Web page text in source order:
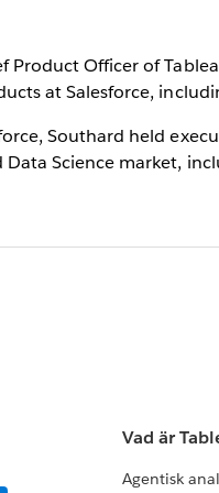
Product Officer of
at Salesforce,
Southard held
Data Science market,
Vad är
Agentisk